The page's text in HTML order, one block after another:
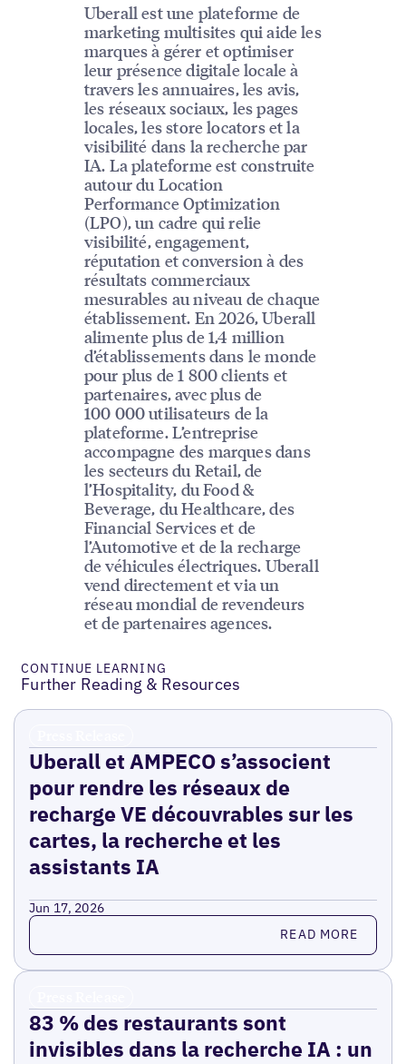
Uberall est une plateforme de
marketing multisites qui aide les
marques à gérer et optimiser
leur présence digitale locale à
travers les annuaires, les avis,
les réseaux sociaux, les pages
locales, les store locators et la
visibilité dans la recherche par
IA. La plateforme est construite
autour du Location
Performance Optimization
(LPO), un cadre qui relie
visibilité, engagement,
réputation et conversion à des
résultats commerciaux
mesurables au niveau de chaque
établissement. En 2026, Uberall
alimente plus de 1,4 million
d’établissements dans le monde
pour plus de 1 800 clients et
partenaires, avec plus de
100 000 utilisateurs de la
plateforme. L’entreprise
accompagne des marques dans
les secteurs du Retail, de
l’Hospitality, du Food &
Beverage, du Healthcare, des
Financial Services et de
l’Automotive et de la recharge
de véhicules électriques. Uberall
vend directement et via un
réseau mondial de revendeurs
et de partenaires agences.
CONTINUE LEARNING
Further Reading & Resources
Uberall et AMPECO s’associent
pour rendre les réseaux de
recharge VE découvrables sur les
cartes, la recherche et les
assistants IA
Jun 17, 2026
Read more READ MORE
83 % des restaurants sont
invisibles dans la recherche IA : un